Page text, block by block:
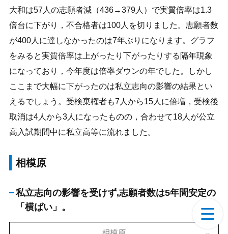
大和は57人の志願者減（436→379人）で実質倍率は1.3
倍台に下がり，不合格者は100人を切りました。志願者数
が400人に達しなかったのは7年ぶりになります。グラフ
をみると実質倍率は上がったり下がったりする隔年現象
になっており，今年度は倍率ダウンの年でした。しかし
ここまで大幅に下がったのは私立志向の影響の結果とい
えるでしょう。受検棄権者も7人から15人に倍増，受検後
取消は4人から3人になったものの，合わせて18人が公立
高入試期間中に私立高等に流れました。
相模原
私立志向の影響を受けず,志願者数は5年間安定の
「横ばい」。